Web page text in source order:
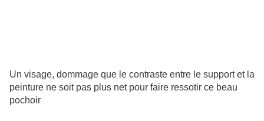
Un visage, dommage que le contraste entre le support et la
peinture ne soit pas plus net pour faire ressotir ce beau
pochoir